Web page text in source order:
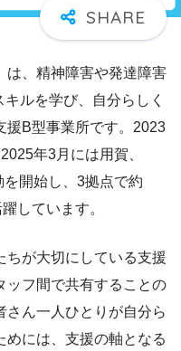
は、精神障害や発達障害
ルを学び、自分らしく
援B型事業所です。2023
年3月には用賀、
開始し、3拠点で約
しています。
ちが大切にしている支援
ッフ間で共有することの
さん一人ひとりが自分ら
めには、支援の軸となる